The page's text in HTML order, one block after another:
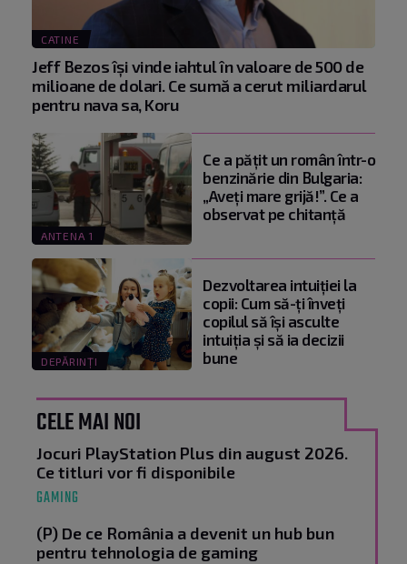
CATINE
Jeff Bezos își vinde iahtul în valoare de 500 de
milioane de dolari. Ce sumă a cerut miliardarul
pentru nava sa, Koru
ANTENA 1
Ce a pățit un român într-o
benzinărie din Bulgaria:
„Aveți mare grijă!”. Ce a
observat pe chitanță
DEPĂRINȚI
Dezvoltarea intuiției la
copii: Cum să-ți înveți
copilul să își asculte
intuiția și să ia decizii
bune
CELE MAI NOI
Jocuri PlayStation Plus din august 2026.
Ce titluri vor fi disponibile
GAMING
(P) De ce România a devenit un hub bun
pentru tehnologia de gaming